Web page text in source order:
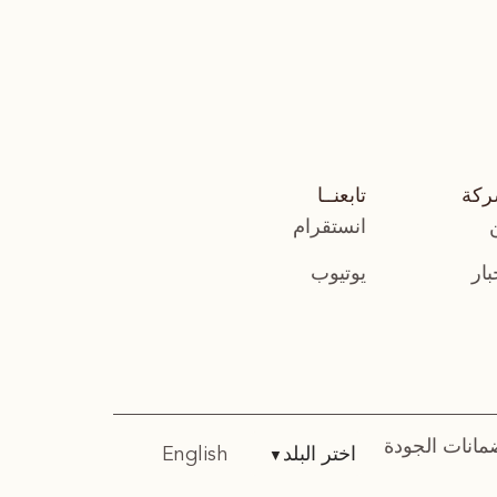
تابعنــا
انستقرام
يوتيوب
الجودة اختر البلد ▼
English